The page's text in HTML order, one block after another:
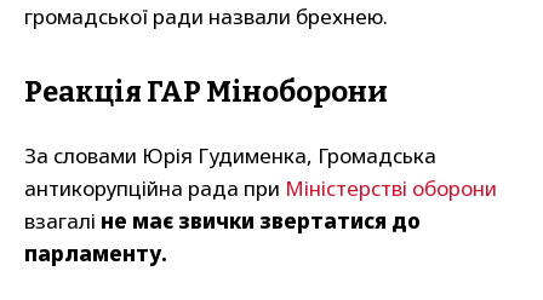
громадської ради назвали брехнею.
Реакція ГАР Міноборони
За словами Юрія Гудименка, Громадська
антикорупційна рада при Міністерстві оборони
взагалі не має звички звертатися до
парламенту.